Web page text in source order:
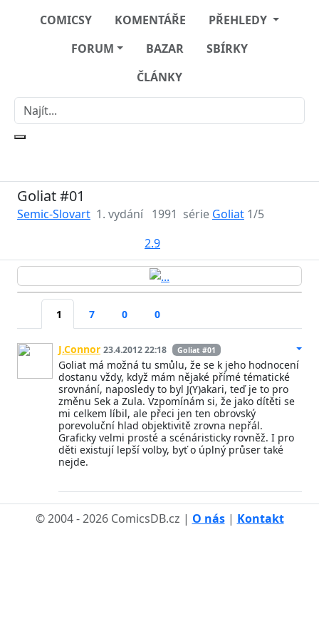
COMICSY KOMENTÁŘE
PŘEHLEDY
FORUM
BAZAR
SBÍRKY
ČLÁNKY
Goliat #01
Semic-Slovart 1. vydání 1991 série Goliat 1/5
2.9
1 7 0 0
J.Connor 23.4.2012 22:18 Goliat #01
Goliat má možná tu smůlu, že se k jeho hodnocení
dostanu vždy, když mám nějaké přímé tématické
srovnání, naposledy to byl J(Y)akari, teď je to pro
změnu Sek a Zula. Vzpomínám si, že jako dítěti se
mi celkem líbil, ale přeci jen ten obrovský
porevoluční hlad objektivitě zrovna nepřál.
Graficky velmi prosté a scénáristicky rovněž. I pro
děti existují lepší volby, byť o úplný průser také
nejde.
© 2004 - 2026 ComicsDB.cz | O nás| Kontakt